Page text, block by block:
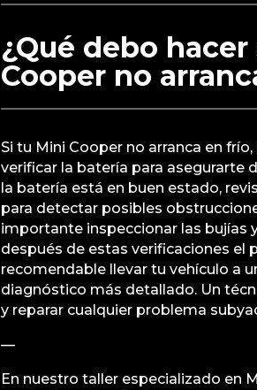
¿Qué debo
Cooper no
Si tu Mini Cooper no arranca en
verificar la batería para asegurarte
la batería está en buen estado,
para detectar posibles
importante inspeccionar las bujías
después de estas verificaciones el
recomendable llevar tu vehículo a
diagnóstico más detallado. Un
y reparar cualquier problema
—
En nuestro taller especializado en